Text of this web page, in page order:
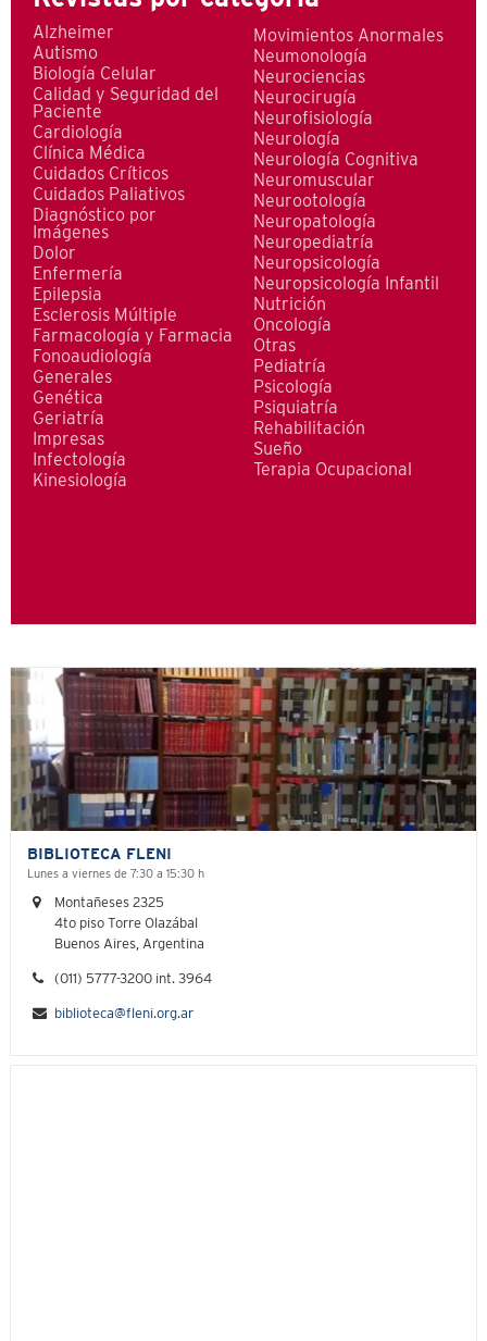
Alzheimer
Autismo
Biología Celular
Calidad y Seguridad del
Paciente
Cardiología
Clínica Médica
Cuidados Críticos
Cuidados Paliativos
Diagnóstico por
Imágenes
Dolor
Enfermería
Epilepsia
Esclerosis Múltiple
Farmacología y Farmacia
Fonoaudiología
Generales
Genética
Geriatría
Impresas
Infectología
Kinesiología
Movimientos Anormales
Neumonología
Neurociencias
Neurocirugía
Neurofisiología
Neurología
Neurología Cognitiva
Neuromuscular
Neurootología
Neuropatología
Neuropediatría
Neuropsicología
Neuropsicología Infantil
Nutrición
Oncología
Otras
Pediatría
Psicología
Psiquiatría
Rehabilitación
Sueño
Terapia Ocupacional
BIBLIOTECA FLENI
Lunes a viernes de 7:30 a 15:30 h
Montañeses 2325
4to piso Torre Olazábal
Buenos Aires, Argentina
(011) 5777-3200 int. 3964
biblioteca@fleni.org.ar